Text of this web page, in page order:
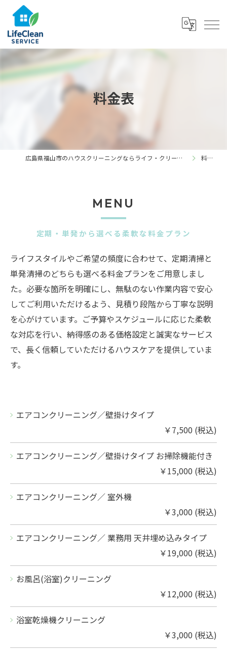
料金表
広島県福山市のハウスクリーニングならライフ・クリーン・サービス 料金表
定期・単発から選べる柔軟な料金プラン
MENU
ライフスタイルやご希望の頻度に合わせて、定期清掃と
単発清掃のどちらも選べる料金プランをご用意しまし
た。必要な箇所を明確にし、無駄のない作業内容で安心
してご利用いただけるよう、見積り段階から丁寧な説明
を心がけています。ご予算やスケジュールに応じた柔軟
な対応を行い、納得感のある価格設定と誠実なサービス
で、長く信頼していただけるハウスケアを提供していま
す。
エアコンクリーニング／壁掛けタイプ
￥7,500 (税込)
エアコンクリーニング／壁掛けタイプ お掃除機能付き
￥15,000 (税込)
エアコンクリーニング／ 室外機
￥3,000 (税込)
エアコンクリーニング／ 業務用 天井埋め込みタイプ
￥19,000 (税込)
お風呂(浴室)クリーニング
￥12,000 (税込)
浴室乾燥機クリーニング
￥3,000 (税込)